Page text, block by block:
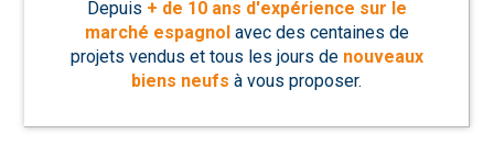
Depuis + de 10 ans d'expérience sur le
marché espagnolavec des centaines de
projets vendus et tous les jours de nouveaux
biens neufs à vous proposer.